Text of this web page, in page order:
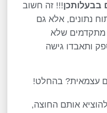
בבעלותכן!!! זה חשוב
נתונים, אלא גם
מתקדמים שלא
ותאבדו גישה
עצמאית? בהחלט!
אותם החוצה,